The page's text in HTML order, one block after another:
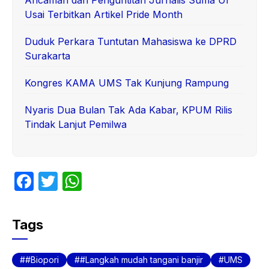
Usai Terbitkan Artikel Pride Month
Duduk Perkara Tuntutan Mahasiswa ke DPRD
Surakarta
Kongres KAMA UMS Tak Kunjung Rampung
Nyaris Dua Bulan Tak Ada Kabar, KPUM Rilis
Tindak Lanjut Pemilwa
F
c
e
b
T
A
Tags
#Biopori #Langkah mudah tangani banjir UMS